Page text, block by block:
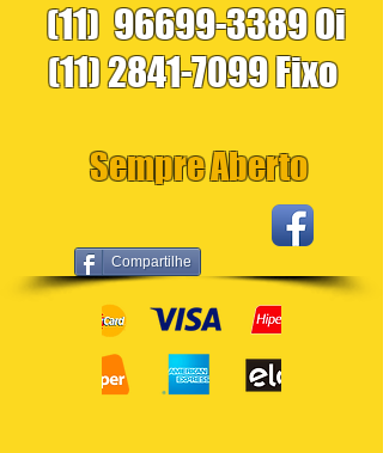
Compartilhe
(11) 96699-3389Oi
(11) 2841-7099Fixo
Sempre Aberto